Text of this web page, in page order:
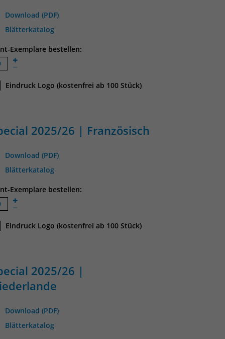
Download (PDF)
Blätterkatalog
Exemplare bestellen:
Eindruck Logo (kostenfrei ab 100 Stück)
2025/26 | Französisch
Download (PDF)
Blätterkatalog
Exemplare bestellen:
Eindruck Logo (kostenfrei ab 100 Stück)
2025/26 |
Download (PDF)
Blätterkatalog